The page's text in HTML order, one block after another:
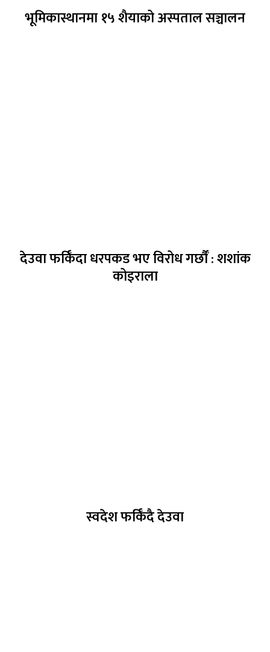
भूमिकास्थानमा १५ शैयाको अस्पताल सञ्चालन
देउवा फर्किँदा धरपकड भए विरोध गर्छौँं : शशांक
कोइराला
स्वदेश फर्किँदै देउवा